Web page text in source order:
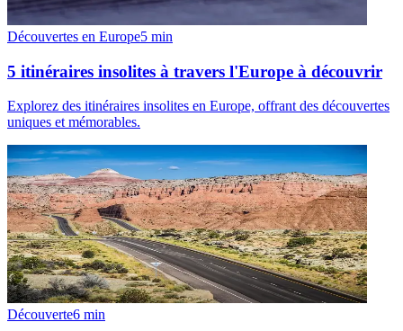
Découvertes en Europe5 min
5 itinéraires insolites à travers l'Europe à découvrir
Explorez des itinéraires insolites en Europe, offrant des découvertes
uniques et mémorables.
Découverte6 min